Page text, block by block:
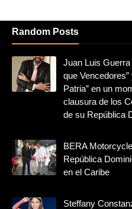
Random Posts
Juan Luis
que
Patria” en un
clausura de los
de su República
BERA
República
en el Caribe
Steffany